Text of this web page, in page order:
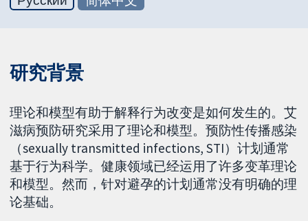
研究背景
理论和模型有助于解释行为改变是如何发生的。艾
滋病预防研究采用了理论和模型。预防性传播感染
（sexually transmitted infections, STI）计划通常
基于行为科学。健康领域已经运用了许多变革理论
和模型。然而，针对避孕的计划通常没有明确的理
论基础。